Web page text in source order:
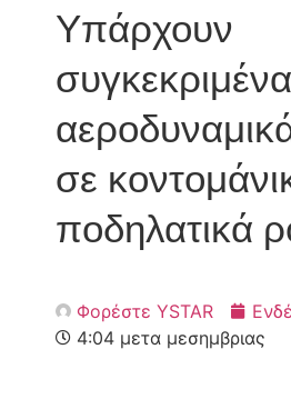
Υπάρχουν
συγκεκριμένα
σε
ποδηλατικά
Φορέστε YSTAR
4:04 μετα μεσημβριας